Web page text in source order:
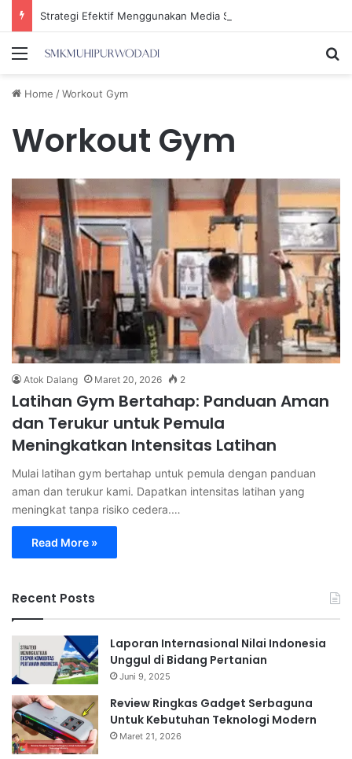
Menu
Home /Workout Gym
Workout Gym
Atok Dalang Maret 20, 2026 2
Latihan Gym Bertahap: Panduan Aman
dan Terukur untuk Pemula
Meningkatkan Intensitas Latihan
Mulai latihan gym bertahap untuk pemula dengan panduan
aman dan terukur kami. Dapatkan intensitas latihan yang
meningkat tanpa risiko cedera.…
Read More »
Recent Posts
Laporan Internasional Nilai Indonesia
Unggul di Bidang Pertanian
Juni 9, 2025
Review Ringkas Gadget Serbaguna
Untuk Kebutuhan Teknologi Modern
Maret 21, 2026